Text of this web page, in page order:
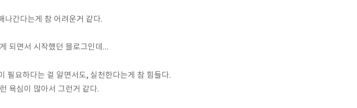
나간다는게 참 어려운거 같다.
되면서 시작했던 블로그인데...
필요하다는 걸 알면서도, 실천한다는게 참 힘들다.
욕심이 많아서 그런거 같다.